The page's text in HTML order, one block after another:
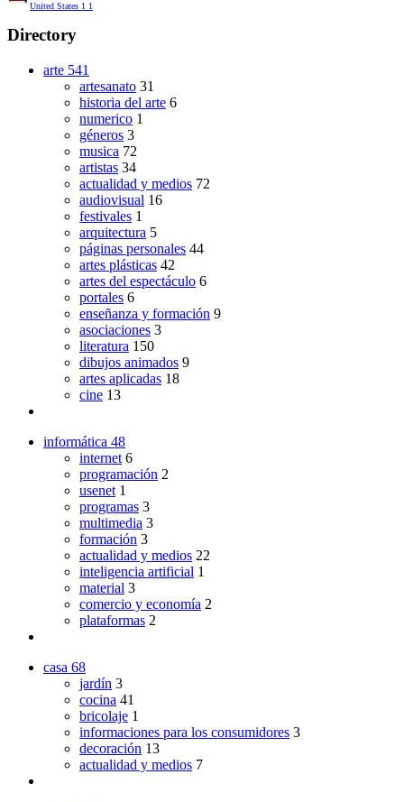
United States 1 1
Directory
arte 541
artesanato 31
historia del arte 6
numerico 1
géneros 3
musica 72
artistas 34
actualidad y medios 72
audiovisual 16
festivales 1
arquitectura 5
páginas personales 44
artes plásticas 42
artes del espectáculo 6
portales 6
enseñanza y formación 9
asociaciones 3
literatura 150
dibujos animados 9
artes aplicadas 18
cine 13
informática 48
internet 6
programación 2
usenet 1
programas 3
multimedia 3
formación 3
actualidad y medios 22
inteligencia artificial 1
material 3
comercio y economía 2
plataformas 2
casa 68
jardín 3
cocina 41
bricolaje 1
informaciones para los consumidores 3
decoración 13
actualidad y medios 7